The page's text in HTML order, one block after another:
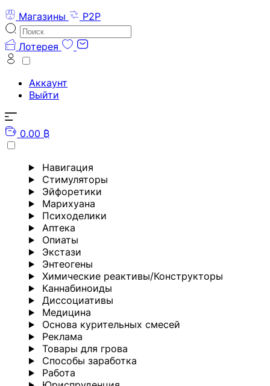
Магазины
P2P
Лотерея
Аккаунт
Выйти
0.00 ₿
Навигация
Стимуляторы
Эйфоретики
Марихуана
Психоделики
Аптека
Опиаты
Экстази
Энтеогены
Химические реактивы/Конструкторы
Каннабиноиды
Диссоциативы
Медицина
Основа курительных смесей
Реклама
Товары для грова
Способы заработка
Работа